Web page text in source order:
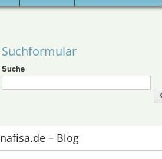
Suchformular
Suche
nafisa.de – Blog